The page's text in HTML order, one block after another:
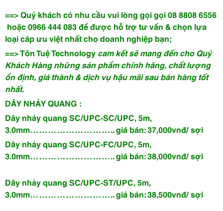
==> Quý khách có nhu cầu vui lòng gọigọi08 8808 6556
hoặc0966 444 083để được hỗ trợ tư vấn & chọn lựa
loại cáp ưu việt nhất cho doanh nghiệp bạn;
==> Tôn Tuệ Technology cam kết sẽ mang đến cho Quý
Khách Hàng những sản phẩm chính hãng, chất lượng
ổn định, giá thành & dịch vụ hậu mãi sau bán hàng tốt
nhất.
DÂY NHẢY QUANG :
Dây nhảy quang SC/UPC-SC/UPC, 5m,
3.0mm……………………….. giá bán: 37,000vnđ/ sợi
Dây nhảy quang SC/UPC-FC/UPC, 5m,
3.0mm……………………….. giá bán: 38,000vnđ/ sợi
Dây nhảy quang SC/UPC-ST/UPC, 5m,
3.0mm……………………….. giá bán: 38,500vnđ/ sợi